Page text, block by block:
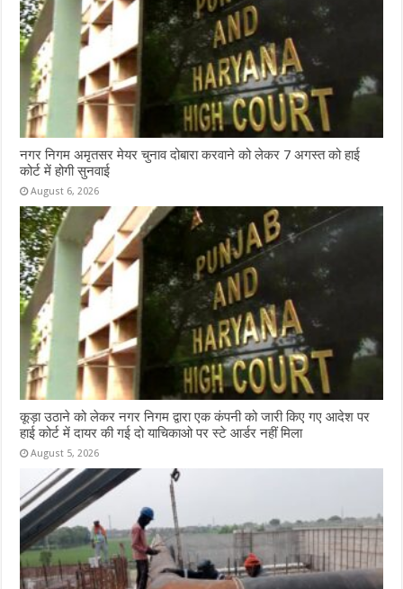
नगर निगम अमृतसर मेयर चुनाव दोबारा करवाने को लेकर 7 अगस्त को हाई
कोर्ट में होगी सुनवाई
August 6, 2026
कूड़ा उठाने को लेकर नगर निगम द्वारा एक कंपनी को जारी किए गए आदेश पर
हाई कोर्ट में दायर की गई दो याचिकाओ पर स्टे आर्डर नहीं मिला
August 5, 2026